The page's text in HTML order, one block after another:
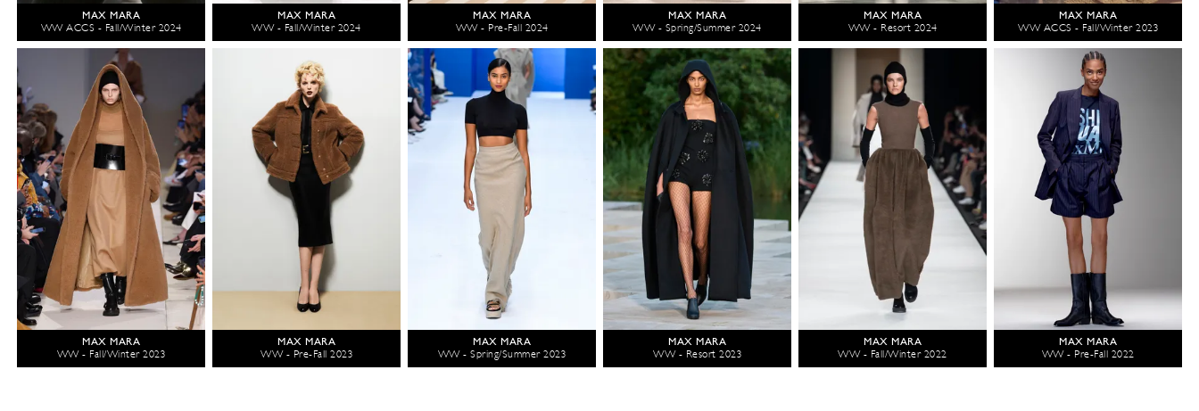
MAX MARA
WW ACCS - Fall/Winter 2024
MAX MARA
WW - Fall/Winter 2024
MAX MARA
WW - Pre-Fall 2024
MAX MARA
WW - Spring/Summer 2024
MAX MARA
WW - Resort 2024
MAX MARA
WW ACCS - Fall/Winter 2023
MAX MARA
WW - Fall/Winter 2023
MAX MARA
WW - Pre-Fall 2023
MAX MARA
WW - Spring/Summer 2023
MAX MARA
WW - Resort 2023
MAX MARA
WW - Fall/Winter 2022
MAX MARA
WW - Pre-Fall 2022